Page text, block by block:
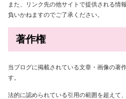
また、リンク先の他サイトで提供される情
負いかねますのでご了承ください。
著作権
当ブログに掲載されている文章・画像の著
す。
法的に認められている引用の範囲を超えて